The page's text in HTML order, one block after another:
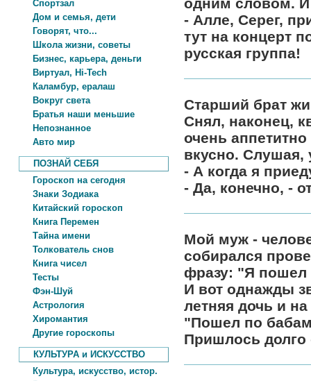
Спортзал
Дом и семья, дети
Говорят, что...
Школа жизни, советы
Бизнес, карьера, деньги
Виртуал, Hi-Tech
Каламбур, ералаш
Вокруг света
Братья наши меньшие
Непознанное
Авто мир
ПОЗНАЙ СЕБЯ
Гороскоп на сегодня
Знаки Зодиака
Китайский гороскоп
Книга Перемен
Тайна имени
Толкователь снов
Книга чисел
Тесты
Фэн-Шуй
Астрология
Хиромантия
Другие гороскопы
КУЛЬТУРА и ИСКУССТВО
Культура, искусство, истор.
- Алле, Серег,
тут на концерт
русская группа!
Старший брат
Снял, наконец,
очень
вкусно. Слушая,
- А когда я
- Да, конечно, -
Мой муж -
собирался
фразу: "Я пошел
И вот однажды
летняя дочь и
"Пошел по
Пришлось долго